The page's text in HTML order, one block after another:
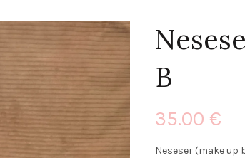
B
35.00 €
Neseser (make up